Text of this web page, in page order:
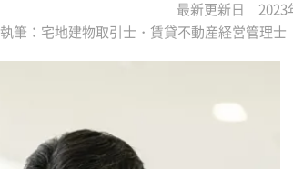
最新更新日 2023
執筆：宅地建物取引士・賃貸不動産経営管理士